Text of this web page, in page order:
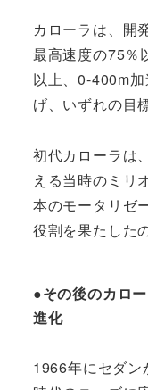
カローラは、開
最高速度の75％
以上、0-400m
げ、いずれの目
初代カローラは
える当時のミリ
本のモータリゼ
役割を果たした
●その後のカロ
進化
1966年にセダン